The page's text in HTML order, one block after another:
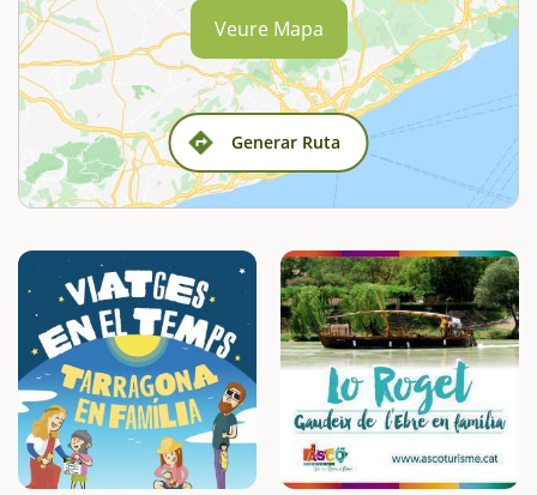
Generar Ruta
Veure Mapa